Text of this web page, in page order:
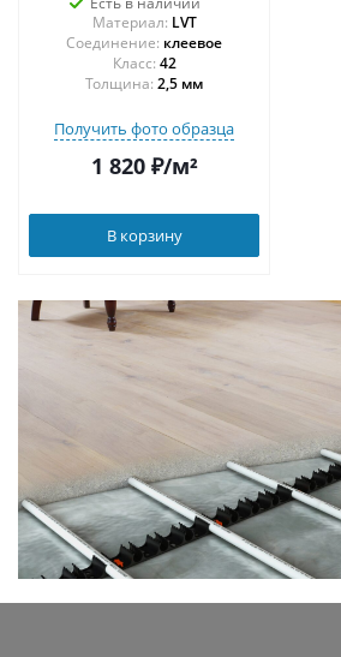
Материал: LVT
Соединение: клеевое
42
Толщина: 2,5 мм
Получить фото образца
1 820₽/м²
В корзину